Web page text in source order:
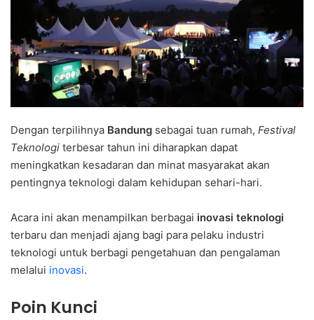
Dengan terpilihnya Bandung sebagai tuan rumah, Festival
Teknologi terbesar tahun ini diharapkan dapat
meningkatkan kesadaran dan minat masyarakat akan
pentingnya teknologi dalam kehidupan sehari-hari.
Acara ini akan menampilkan berbagai inovasi teknologi
terbaru dan menjadi ajang bagi para pelaku industri
teknologi untuk berbagi pengetahuan dan pengalaman
melalui inovasi.
Poin Kunci